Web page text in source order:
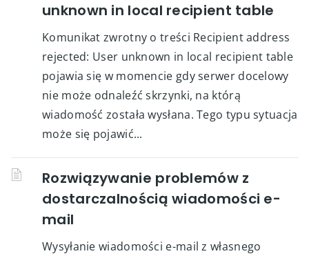
unknown in local recipient table
Komunikat zwrotny o treści Recipient address
rejected: User unknown in local recipient table
pojawia się w momencie gdy serwer docelowy
nie może odnaleźć skrzynki, na którą
wiadomość została wysłana. Tego typu sytuacja
może się pojawić...
Rozwiązywanie problemów z
dostarczalnością wiadomości e-
mail
Wysyłanie wiadomości e-mail z własnego